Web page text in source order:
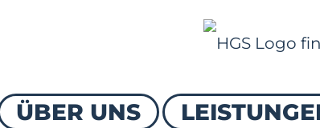
ÜBER UNS